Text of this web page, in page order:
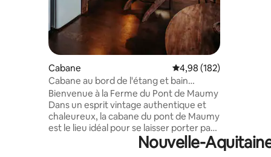
Cabane Évaluation moyenne
4,98 (182)
Cabane au bord de l'étang et bain
nordique
Bienvenue à la Ferme du Pont de Maumy
Dans un esprit vintage authentique et
chaleureux, la cabane du pont de Maumy
est le lieu idéal pour se laisser porter par
une expérience dépaysante. Construite
de façon écologique avec son bardage
Nouvelle-